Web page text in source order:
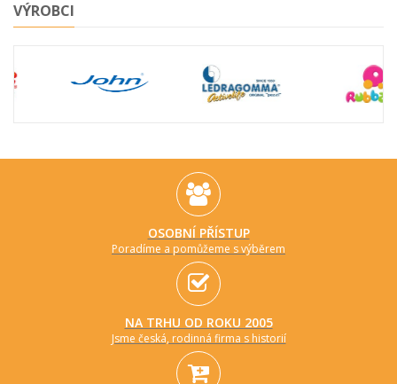
VÝROBCI
OSOBNÍ PŘÍSTUP
Poradíme a pomůžeme s výběrem
NA TRHU OD ROKU 2005
Jsme česká, rodinná firma s historií